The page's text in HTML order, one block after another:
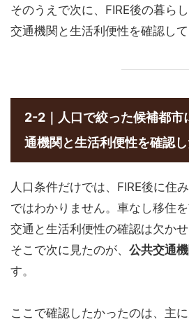
そのうえで次に、FIRE後の暮ら
交通機関と生活利便性を確認して
2-2｜人口で絞った候補都市
通機関と生活利便性を確認
人口条件だけでは、FIRE後に住
ではわかりません。車なし移住を
交通と生活利便性の確認は欠かせ
そこで次に見たのが、 公共交通
す。
ここで確認したかったのは、主に